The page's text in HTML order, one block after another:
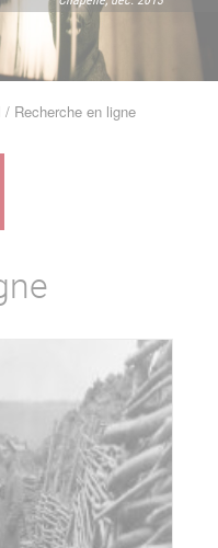
Recherche en ligne